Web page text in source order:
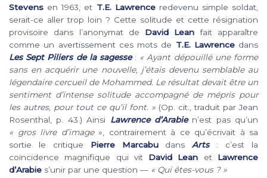
Stevens en 1963, et T.E. Lawrenceredevenu simple soldat,
serait-ce aller trop loin ? Cette solitude et cette résignation
provisoire dans l’anonymat de David Lean fait apparaître
comme un avertissement ces mots de T.E. Lawrencedans
Les Sept Piliers de la sagesse: « Ayant dépouillé une forme
sans en acquérir une nouvelle, j’étais devenu semblable au
légendaire cercueil de Mohammed. Le résultat devait être un
sentiment d’intense solitude accompagné de mépris pour
les autres, pour tout ce qu’il font. » (Op. cit., traduit par Jean
Rosenthal, p. 43.) Ainsi Lawrence d’Arabien’est pas qu’un
« gros livre d’image », contrairement à ce qu’écrivait à sa
sortie le critique Pierre MarcabudansArts: c’est la
coïncidence magnifique qui vit David Lean et Lawrence
d’Arabie s’unir par une question — « Qui êtes-vous ? »